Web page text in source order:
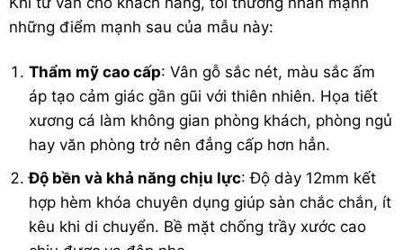
những điểm mạnh sau của mẫu này:
Thẩm mỹ cao cấp: Vân gỗ sắc nét, màu sắc ấm
áp tạo cảm giác gần gũi với thiên nhiên. Họa tiết
xương cá làm không gian phòng khách, phòng ngủ
hay văn phòng trở nên đẳng cấp hơn hẳn.
Độ bền và khả năng chịu lực: Độ dày 12mm kết
hợp hèm khóa chuyên dụng giúp sàn chắc chắn, ít
kêu khi di chuyển. Bề mặt chống trầy xước cao